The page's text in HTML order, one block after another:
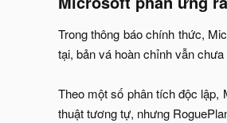
Trong thông báo chính thức,
tại, bản vá hoàn chỉnh vẫn
Theo một số phân tích độc lập,
thuật tương tự, nhưng